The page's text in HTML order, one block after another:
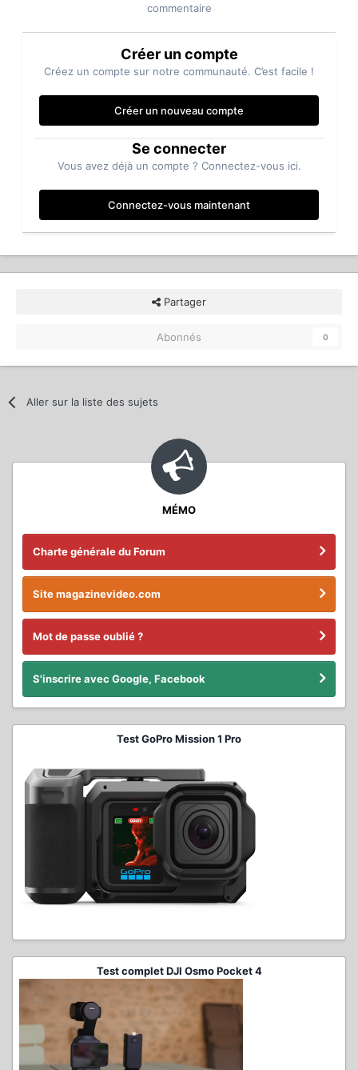
commentaire
Créer un compte
Créez un compte sur notre communauté. C’est facile !
Créer un nouveau compte
Se connecter
Vous avez déjà un compte ? Connectez-vous ici.
Connectez-vous maintenant
Partager
Abonnés 0
Aller sur la liste des sujets
MÉMO
Charte générale du Forum
Site magazinevideo.com
Mot de passe oublié ?
S'inscrire avec Google, Facebook
Test GoPro Mission 1 Pro
Test complet DJI Osmo Pocket 4